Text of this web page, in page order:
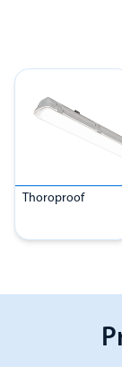
Thoroproof